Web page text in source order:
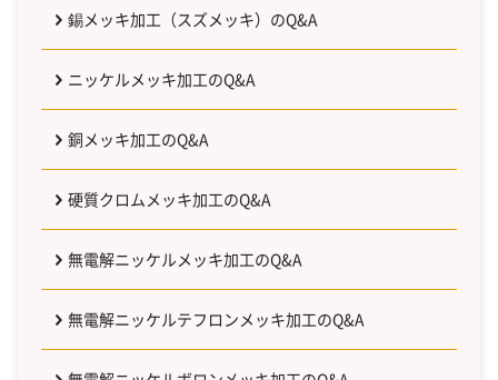
錫メッキ加工（スズメッキ）のQ&A
ニッケルメッキ加工のQ&A
銅メッキ加工のQ&A
硬質クロムメッキ加工のQ&A
無電解ニッケルメッキ加工のQ&A
無電解ニッケルテフロンメッキ加工のQ&A